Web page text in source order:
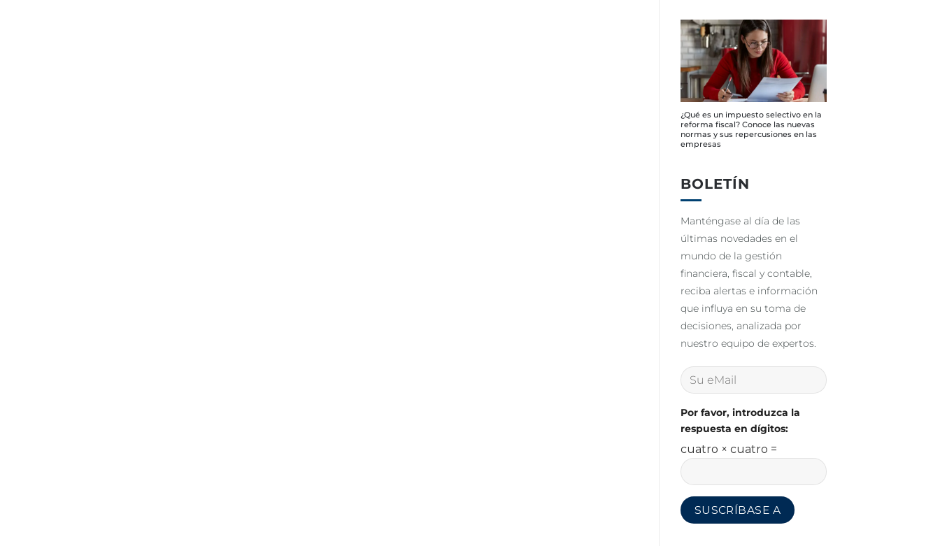
¿Qué es un impuesto selectivo en la
reforma fiscal? Conoce las nuevas
normas y sus repercusiones en las
empresas
BOLETÍN
Manténgase al día de las
últimas novedades en el
mundo de la gestión
financiera, fiscal y contable,
reciba alertas e información
que influya en su toma de
decisiones, analizada por
nuestro equipo de expertos.
Por favor, introduzca la
respuesta en dígitos:
cuatro × cuatro =